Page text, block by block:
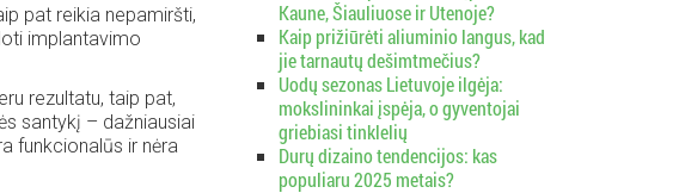
pat reikia nepamiršti,
implantavimo
rezultatu, taip pat,
santykį – dažniausiai
funkcionalūs ir nėra
Kaune, Šiauliuose ir Utenoje?
Kaip prižiūrėti aliuminio langus, kad
jie tarnautų dešimtmečius?
Uodų sezonas Lietuvoje ilgėja:
mokslininkai įspėja, o gyventojai
griebiasi tinklelių
Durų dizaino tendencijos: kas
populiaru 2025 metais?